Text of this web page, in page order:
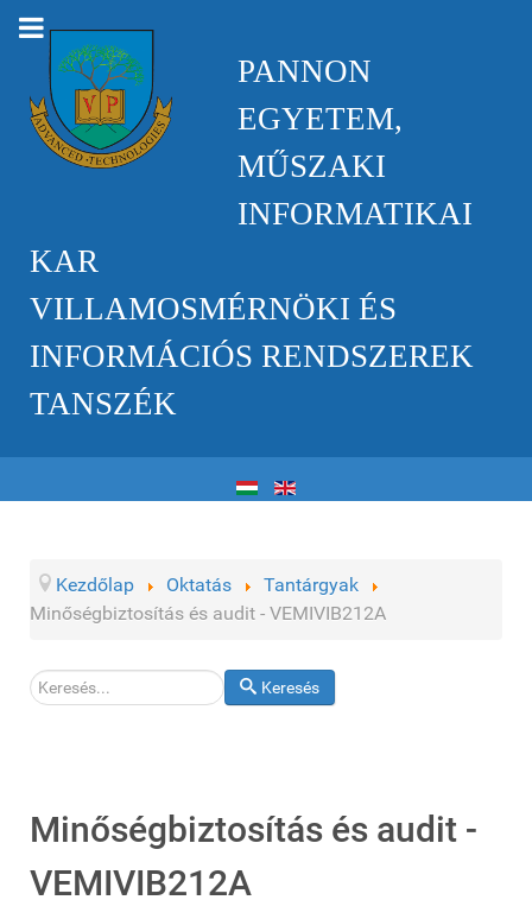
PANNON
EGYETEM,
MŰSZAKI
INFORMATIKAI
KAR
VILLAMOSMÉRNÖKI ÉS
INFORMÁCIÓS RENDSZEREK
TANSZÉK
Kezdőlap Oktatás
Tantárgyak
Minőségbiztosítás és audit - VEMIVIB212A
KeresésKeresés
Minőségbiztosítás és audit -
VEMIVIB212A